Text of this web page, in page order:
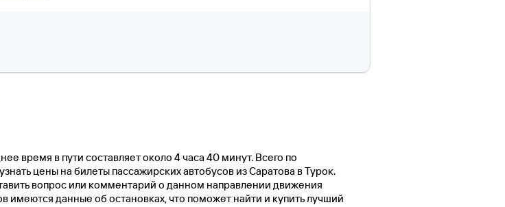
время в пути составляет около 4 часа 40 минут. Всего по
цены на билеты пассажирских автобусов из Саратова в Турок.
вопрос или комментарий о данном направлении движения
имеются данные об остановках, что поможет найти и купить лучший